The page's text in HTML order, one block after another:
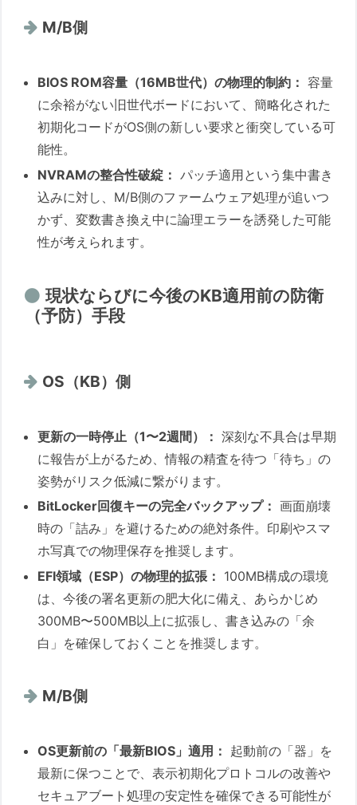
M/B側
BIOS ROM容量（16MB世代）の物理的制約： 容量
に余裕がない旧世代ボードにおいて、簡略化された
初期化コードがOS側の新しい要求と衝突している可
能性。
NVRAMの整合性破綻： パッチ適用という集中書き
込みに対し、M/B側のファームウェア処理が追いつ
かず、変数書き換え中に論理エラーを誘発した可能
性が考えられます。
現状ならびに今後のKB適用前の防衛
（予防）手段
OS（KB）側
更新の一時停止（1〜2週間）： 深刻な不具合は早期
に報告が上がるため、情報の精査を待つ「待ち」の
姿勢がリスク低減に繋がります。
BitLocker回復キーの完全バックアップ： 画面崩壊
時の「詰み」を避けるための絶対条件。印刷やスマ
ホ写真での物理保存を推奨します。
EFI領域（ESP）の物理的拡張： 100MB構成の環境
は、今後の署名更新の肥大化に備え、あらかじめ
300MB〜500MB以上に拡張し、書き込みの「余
白」を確保しておくことを推奨します。
M/B側
OS更新前の「最新BIOS」適用： 起動前の「器」を
最新に保つことで、表示初期化プロトコルの改善や
セキュアブート処理の安定性を確保できる可能性が